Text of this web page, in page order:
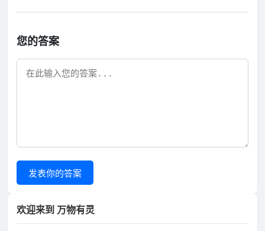
您的答案
发表你的答案
欢迎来到 万物有灵